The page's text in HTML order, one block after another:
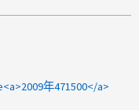
年471500</a>